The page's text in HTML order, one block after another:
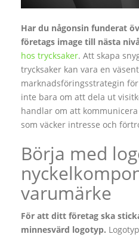
Har du någonsin funderat
företags image till nästa
hos trycksaker. Att skapa
trycksaker kan vara en
marknadsföringsstrategin
inte bara om att dela ut
handlar om att
som väcker intresse och
Börja med
varumärke
För att ditt företag ska
minnesvärd logotyp.